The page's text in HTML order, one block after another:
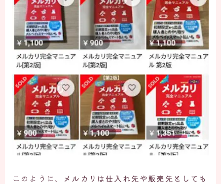
このように、
メルカリは仕入れ先や販売先としても